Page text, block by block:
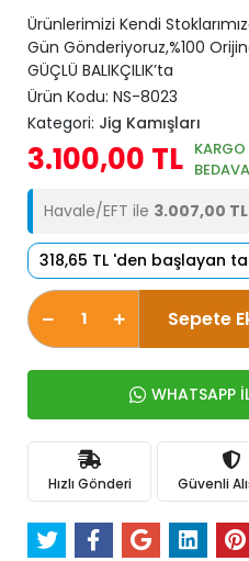
Ürünlerimizi Kendi
Gün Gönderiyoruz,%100
GÜÇLÜ BALIKÇILIK’ta
Ürün Kodu: NS-8023
Kategori: Jig Kamışları
3.100,00 TL KARGO
BEDAVA
Havale/EFT ile 3.007,00 TL
318,65 TL 'den başlayan
Sepete
WHATSAPP
Hızlı Gönderi Güvenli